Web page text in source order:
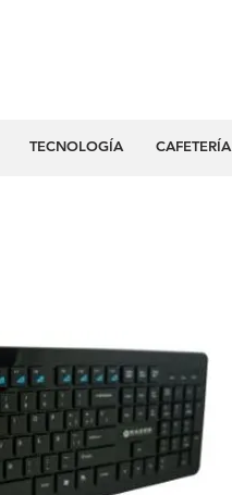
TECNOLOGÍA CAFETERÍA